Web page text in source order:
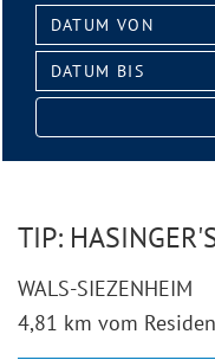
Datum
von:
Datum
bis:
TIP:
WALS-SIEZENHEIM
4,81 km vom